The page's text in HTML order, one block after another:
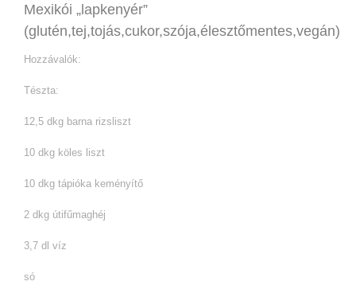
Mexikói „lapkenyér”
(glutén,tej,tojás,cukor,szója,élesztőmentes,vegán)
Hozzávalók:
Tészta:
12,5 dkg barna rizsliszt
10 dkg köles liszt
10 dkg tápióka keményítő
2 dkg útifűmaghéj
3,7 dl víz
só